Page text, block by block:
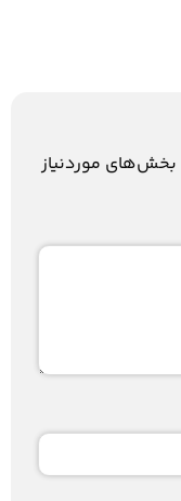
بخش‌های موردنیاز